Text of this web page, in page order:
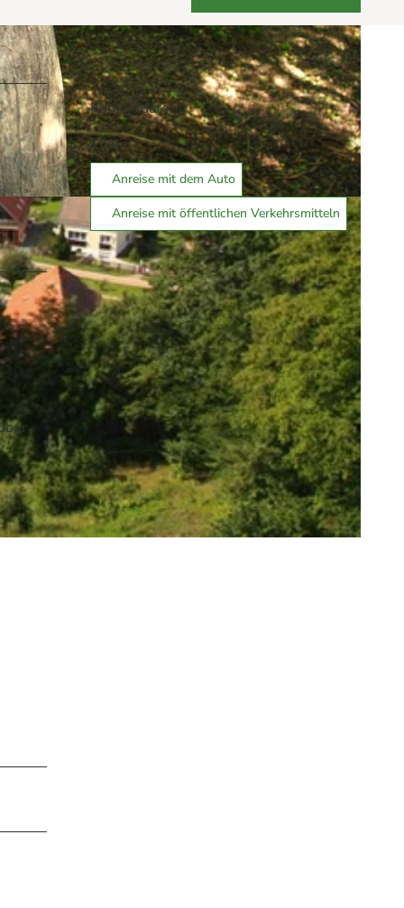
Kontaktdaten
Thale
Anreise mit dem Auto
Anreise mit öffentlichen Verkehrsmitteln